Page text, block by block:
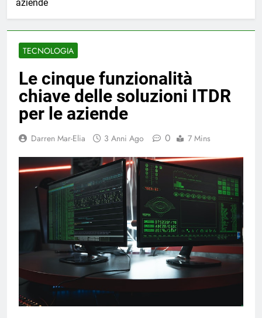
aziende
TECNOLOGIA
Le cinque funzionalità
chiave delle soluzioni ITDR
per le aziende
Darren Mar-Elia 3 Anni Ago 0 7 Mins